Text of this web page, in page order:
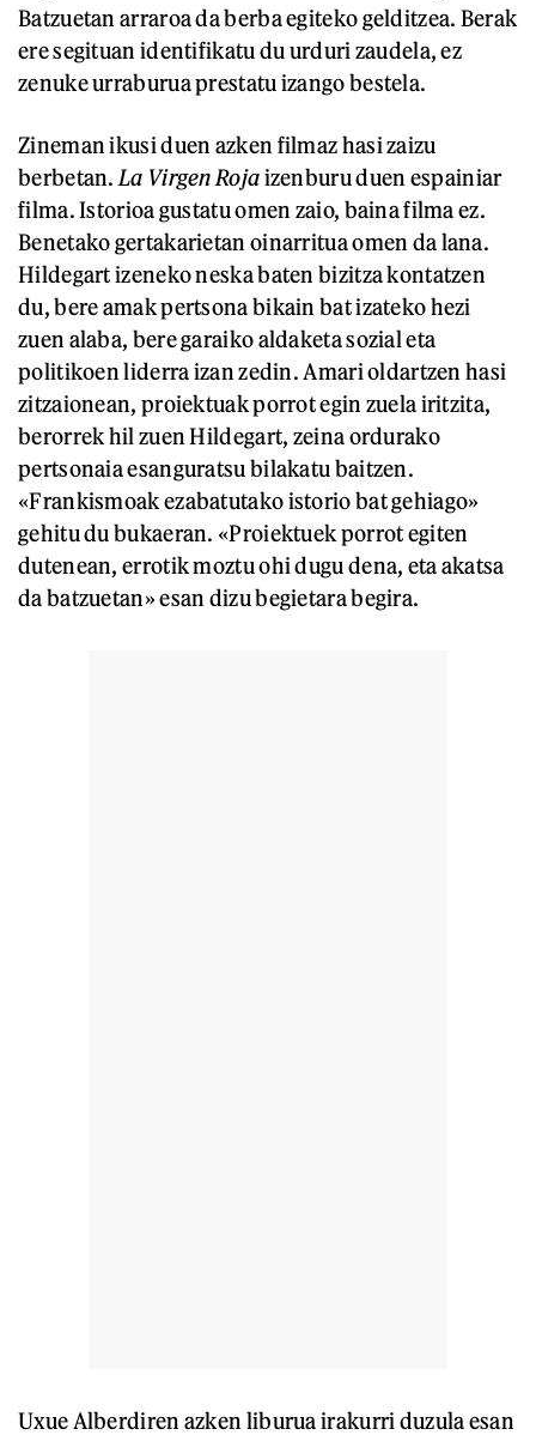
Batzuetan arraroa da berba egiteko gelditzea. Berak
ere segituan identifikatu du urduri zaudela, ez
zenuke urraburua prestatu izango bestela.
Zineman ikusi duen azken filmaz hasi zaizu
berbetan. La Virgen Rojaizenburu duen espainiar
filma. Istorioa gustatu omen zaio, baina filma ez.
Benetako gertakarietan oinarritua omen da lana.
Hildegart izeneko neska baten bizitza kontatzen
du, bere amak pertsona bikain bat izateko hezi
zuen alaba, bere garaiko aldaketa sozial eta
politikoen liderra izan zedin. Amari oldartzen hasi
zitzaionean, proiektuak porrot egin zuela iritzita,
berorrek hil zuen Hildegart, zeina ordurako
pertsonaia esanguratsu bilakatu baitzen.
«Frankismoak ezabatutako istorio bat gehiago»
gehitu du bukaeran. «Proiektuek porrot egiten
dutenean, errotik moztu ohi dugu dena, eta akatsa
da batzuetan» esan dizu begietara begira.
Uxue Alberdiren azken liburua irakurri duzula esan